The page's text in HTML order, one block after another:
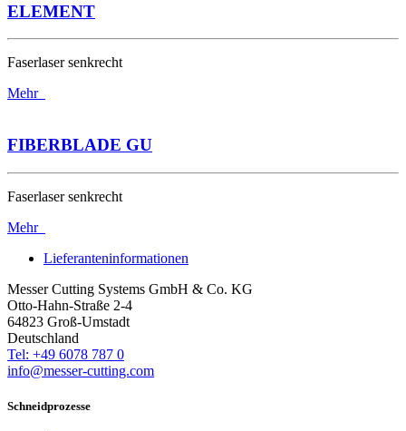
ELEMENT
Faserlaser senkrecht
Mehr
FIBERBLADE GU
Faserlaser senkrecht
Mehr
Lieferanteninformationen
Messer Cutting Systems GmbH & Co. KG
Otto-Hahn-Straße 2-4
64823 Groß-Umstadt
Deutschland
Tel: +49 6078 787 0
info@messer-cutting.com
Schneidprozesse